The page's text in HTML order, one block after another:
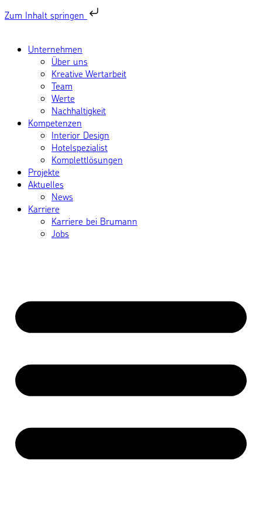
Zum Inhalt springen
Unternehmen
Über uns
Kreative Wertarbeit
Team
Werte
Nachhaltigkeit
Kompetenzen
Interior Design
Hotelspezialist
Komplettlösungen
Projekte
Aktuelles
News
Karriere
Karriere bei Brumann
Jobs